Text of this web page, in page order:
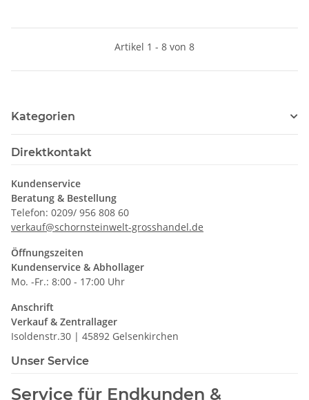
Artikel 1 - 8 von 8
Kategorien
Direktkontakt
Kundenservice
Beratung & Bestellung
Telefon: 0209/ 956 808 60
verkauf@schornsteinwelt-grosshandel.de
Öffnungszeiten
Kundenservice & Abhollager
Mo. -Fr.: 8:00 - 17:00 Uhr
Anschrift
Verkauf & Zentrallager
Isoldenstr.30 | 45892 Gelsenkirchen
Unser Service
Service für Endkunden &